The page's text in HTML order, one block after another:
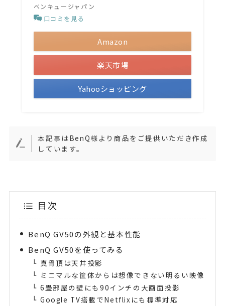
ベンキュージャパン
口コミを見る
Amazon
楽天市場
Yahooショッピング
本記事はBenQ様より商品をご提供いただき作成
しています。
目次
BenQ GV50の外観と基本性能
BenQ GV50を使ってみる
真骨頂は天井投影
ミニマルな筐体からは想像できない明るい映像
6畳部屋の壁にも90インチの大画面投影
Google TV搭載でNetflixにも標準対応